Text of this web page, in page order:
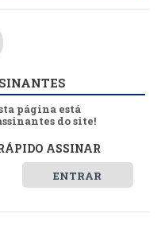
página está
do site!
ASSINAR
ENTRAR